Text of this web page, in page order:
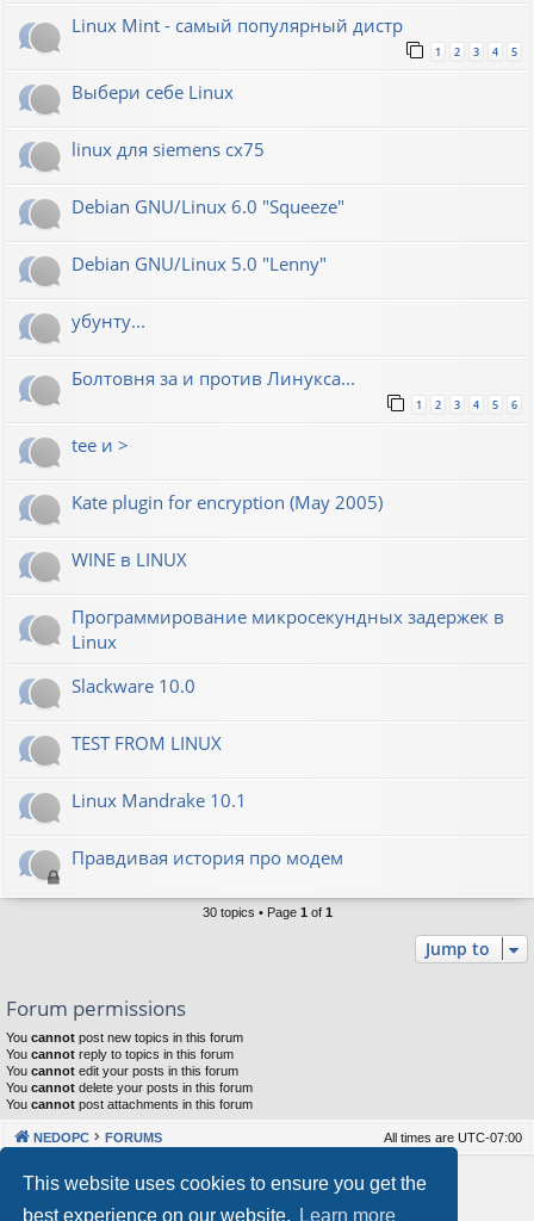
This website uses cookies to ensure you get the
best experience on our website.
Learn more
Linux Mint - самый популярный дистр
1 2 3 4 5
Выбери себе Linux
linux для siemens cx75
Debian GNU/Linux 6.0 "Squeeze"
Debian GNU/Linux 5.0 "Lenny"
убунту...
Болтовня за и против Линукса...
1 2 3 4 5 6
tee и >
Kate plugin for encryption (May 2005)
WINE в LINUX
Программирование микросекундных задержек в
Linux
Slackware 10.0
TEST FROM LINUX
Linux Mandrake 10.1
Правдивая история про модем
30 topics • Page 1 of 1
Jump to
Forum permissions
You cannot post new topics in this forum
You cannot reply to topics in this forum
You cannot edit your posts in this forum
You cannot delete your posts in this forum
You cannot post attachments in this forum
NEDOPC FORUMS All times are UTC-07:00
Powered by phpBB® Forum Software © phpBB Limited
Our VPS Hosting By RimuHosting